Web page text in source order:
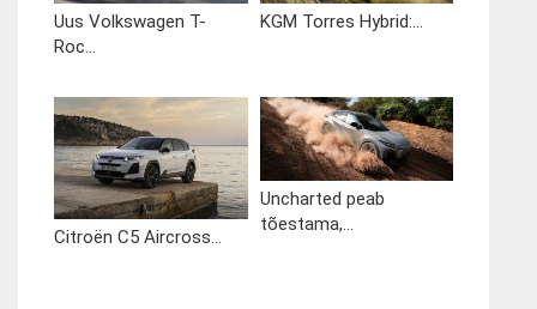
Uus Volkswagen T-
Roc...
KGM Torres Hybrid:...
Citroën C5 Aircross...
Uncharted peab
tõestama,...